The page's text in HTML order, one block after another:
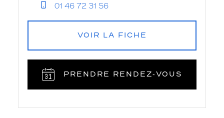
01 46 72 31 56
VOIR LA FICHE
PRENDRE RENDEZ‑VOUS